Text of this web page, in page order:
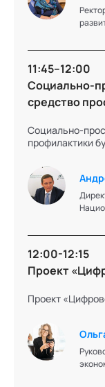
Координатор
России,
Ректор
развития
11:45–12:00
Социально-
средство
Социально-
профилактики
12:00-12:15
Проект
Проект